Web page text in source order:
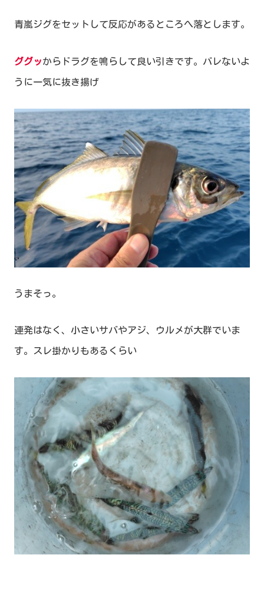
青嵐ジグをセットして反応があるところへ落とします。
ググッからドラグを鳴らして良い引きです。バレないよ
うに一気に抜き揚げ
うまそっ。
連発はなく、小さいサバやアジ、ウルメが大群でいま
す。スレ掛かりもあるくらい